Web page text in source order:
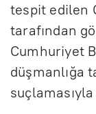
tespit edilen
tarafından
Cumhuriyet
düşmanlığa